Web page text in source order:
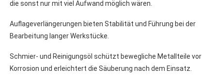
die sonst nur mit viel Aufwand möglich wären.
Auflageverlängerungen bieten Stabilität und Führung bei der
Bearbeitung langer Werkstücke.
Schmier- und Reinigungsöl schützt bewegliche Metallteile vor
Korrosion und erleichtert die Säuberung nach dem Einsatz.